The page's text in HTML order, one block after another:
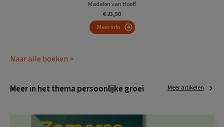
Madelon van Hooff
€ 23,50
Meer info
Naar alle boeken >
Meer in het thema persoonlijke groei Meer artikelen